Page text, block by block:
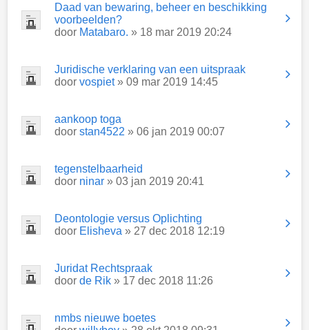
Daad van bewaring, beheer en beschikking
voorbeelden?
door Matabaro. » 18 mar 2019 20:24
Juridische verklaring van een uitspraak
door vospiet» 09 mar 2019 14:45
aankoop toga
door stan4522 » 06 jan 2019 00:07
tegenstelbaarheid
door ninar » 03 jan 2019 20:41
Deontologie versus Oplichting
door Elisheva » 27 dec 2018 12:19
Juridat Rechtspraak
door de Rik » 17 dec 2018 11:26
nmbs nieuwe boetes